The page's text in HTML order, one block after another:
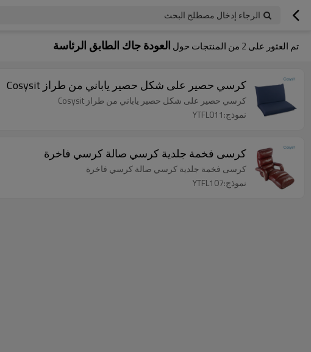
الرجاء إدخال مصطلح البحث
تم العثور على 2 من المنتجات حول العودة جاك الطابق الرئاسة
كرسي حصير على شكل حصير ياباني من طراز Cosysit
كرسي حصير على شكل حصير ياباني من طراز Cosysit
نموذج:YTFL011
كرسى فخمة جلدية كرسي صالة كرسي فاخرة
كرسى فخمة جلدية كرسي صالة كرسي فاخرة
نموذج:YTFL107